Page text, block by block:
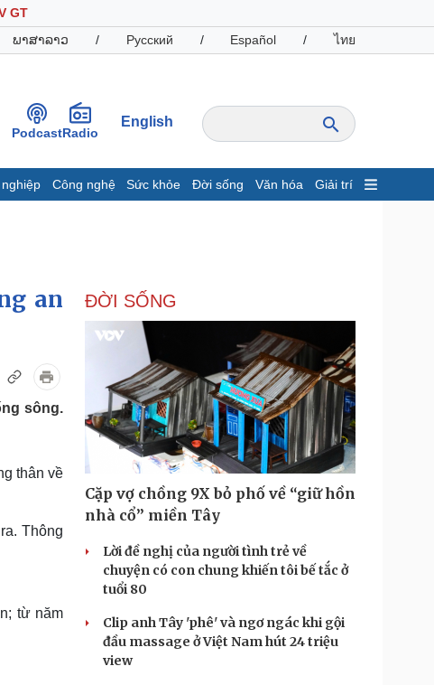
GT
ພາສາລາວ / Русский / Español / ไทย
PodcastRadio
English
Công nghệ Sức khỏe Đời sống Văn hóa Giải trí
Giá cà phê
Doanh nghiệp
Thông tin doanh nghiệp
Doanh nghiệp 24h
Doanh nhân
Công nghệ
Sành điệu
Tin Công nghệ
Trải nghiệm
Chuyển đổi số
Tư vấn
Podcast
Câu chuyện thời sự
Đọc truyện đêm khuya
Cửa sổ tình yêu
an
sông.
thân về
Thông
từ năm
ĐỜI SỐNG
Cặp vợ chồng 9X bỏ phố về “giữ hồn
nhà cổ” miền Tây
Lời đề nghị của người tình trẻ về
chuyện có con chung khiến tôi bế tắc ở
tuổi 80
Clip anh Tây 'phê' và ngơ ngác khi gội
đầu massage ở Việt Nam hút 24 triệu
view